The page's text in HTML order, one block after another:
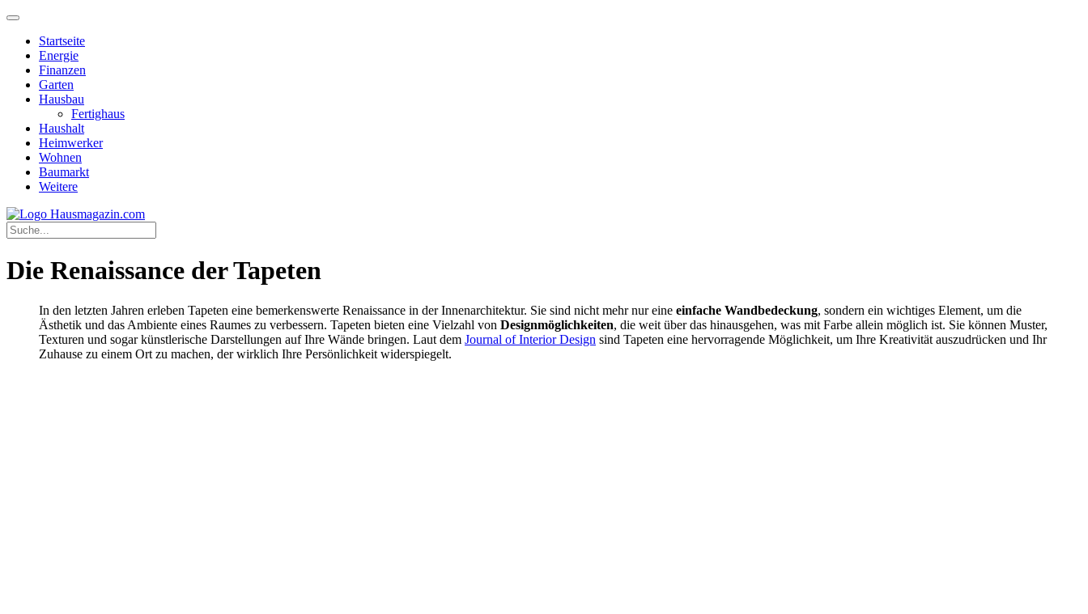
Startseite
Energie
Finanzen
Garten
Hausbau
Fertighaus
Haushalt
Heimwerker
Wohnen
Baumarkt
Weitere
Die Renaissance der Tapeten
In den letzten Jahren erleben Tapeten eine bemerkenswerte Renaissance in der Innenarchitektur. Sie sind nicht mehr nur eine einfache Wandbedeckung, sondern ein wichtiges Element, um die
Ästhetik und das Ambiente eines Raumes zu verbessern. Tapeten bieten eine Vielzahl von Designmöglichkeiten, die weit über das hinausgehen, was mit Farbe allein möglich ist. Sie können Muster,
Texturen und sogar künstlerische Darstellungen auf Ihre Wände bringen. Laut dem Journal of Interior Design sind Tapeten eine hervorragende Möglichkeit, um Ihre Kreativität auszudrücken und Ihr
Zuhause zu einem Ort zu machen, der wirklich Ihre Persönlichkeit widerspiegelt.